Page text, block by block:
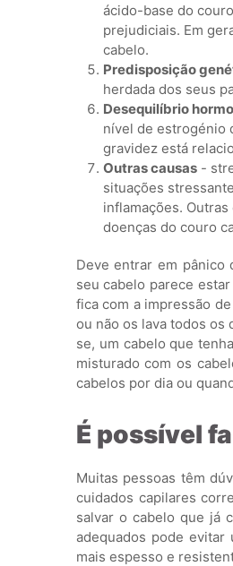
ácido-base do
prejudiciais. Em
cabelo.
Predisposição
herdada dos seus
Desequilíbrio
nível de estrogénio
gravidez está
Outras causas-
situações
inflamações.
doenças do couro
Deve entrar em pânico
seu cabelo parece
fica com a impressão
ou não os lava todos os
se, um cabelo que
misturado com os
cabelos por dia ou
É possível
Muitas pessoas têm
cuidados capilares
salvar o cabelo que já
adequados pode
mais espesso e